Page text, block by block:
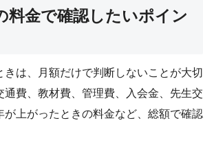
料金で確認したいポイン
きは、月額だけで判断しないことが大切
通費、教材費、管理費、入会金、先生交
が上がったときの料金など、総額で確認